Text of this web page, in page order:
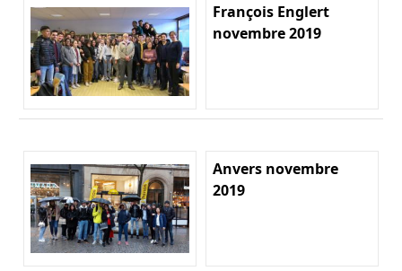
François Englert
novembre 2019
Anvers novembre
2019